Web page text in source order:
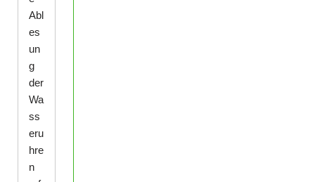
Abl
es
un
g
der
Wa
ss
eru
hre
n